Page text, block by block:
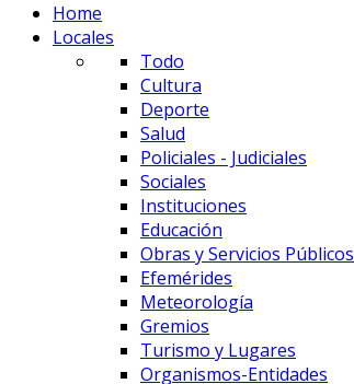
Home
Locales
Todo
Cultura
Deporte
Salud
Policiales - Judiciales
Sociales
Instituciones
Educación
Obras y Servicios Públicos
Efemérides
Meteorología
Gremios
Turismo y Lugares
Organismos-Entidades